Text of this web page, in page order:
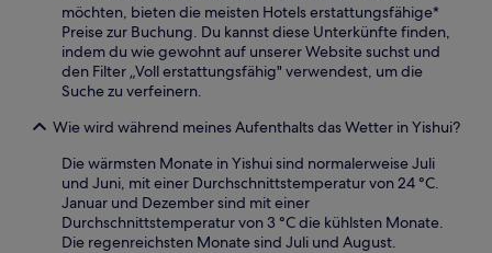
möchten, bieten die meisten Hotels erstattungsfähige*
Preise zur Buchung. Du kannst diese Unterkünfte finden,
indem du wie gewohnt auf unserer Website suchst und
den Filter „Voll erstattungsfähig" verwendest, um die
Suche zu verfeinern.
Wie wird während meines Aufenthalts das Wetter in Yishui?
Die wärmsten Monate in Yishui sind normalerweise Juli
und Juni, mit einer Durchschnittstemperatur von 24 °C.
Januar und Dezember sind mit einer
Durchschnittstemperatur von 3 °C die kühlsten Monate.
Die regenreichsten Monate sind Juli und August.